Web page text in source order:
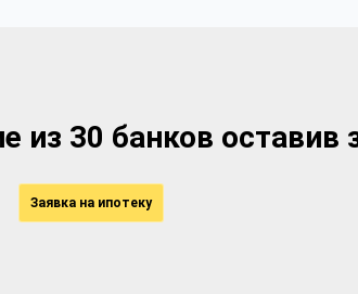
30 банков оставив
Заявка на ипотеку